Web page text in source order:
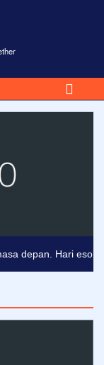
Hari esok